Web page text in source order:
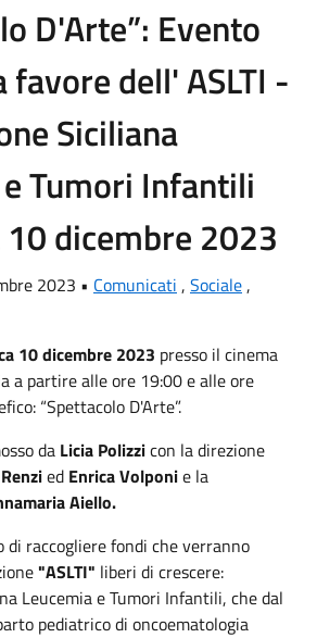
D'Arte”: Evento
favore dell' ASLTI -
Siciliana
Tumori Infantili
dicembre 2023
2023 • Comunicati , Sociale ,
10 dicembre 2023 presso il cinema
a partire alle ore 19:00 e alle ore
“Spettacolo D'Arte”.
da Licia Polizzicon la direzione
ed Enrica Volponie la
Aiello.
di raccogliere fondi che verranno
"ASLTI" liberi di crescere:
Leucemia e Tumori Infantili, che dal
pediatrico di oncoematologia